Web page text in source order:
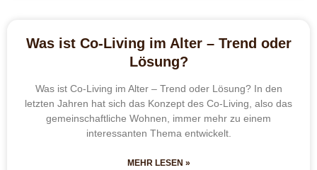
Was ist Co-Living im Alter – Trend oder
Lösung?
Was ist Co-Living im Alter – Trend oder Lösung? In den
letzten Jahren hat sich das Konzept des Co-Living, also das
gemeinschaftliche Wohnen, immer mehr zu einem
interessanten Thema entwickelt.
MEHR LESEN »